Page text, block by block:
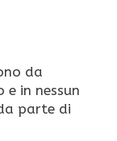
da
in nessun
parte di